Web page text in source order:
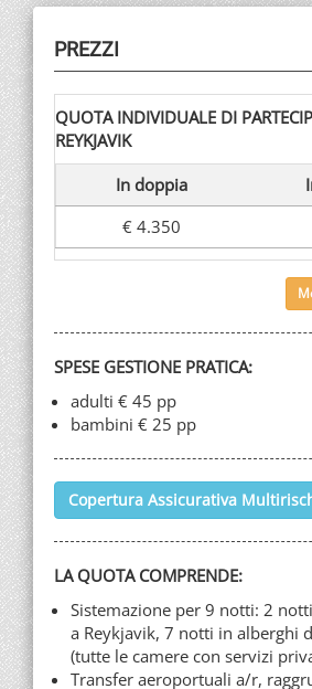
PREZZI
QUOTA INDIVIDUALE DI
REYKJAVIK
In doppia
€ 4.350
SPESE GESTIONE PRATICA:
adulti € 45 pp
bambini € 25 pp
Copertura Assicurativa
LA QUOTA COMPRENDE:
Sistemazione per 9 notti: 2
a Reykjavik, 7 notti in alberghi
(tutte le camere con servizi
Transfer aeroportuali a/r,